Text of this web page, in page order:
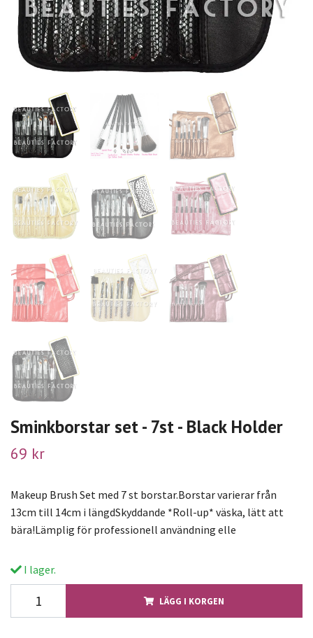
Sminkborstar set - 7st - Black Holder
69 kr
Makeup Brush Set med 7 st borstar.Borstar varierar från
13cm till 14cm i längdSkyddande *Roll-up* väska, lätt att
bära!Lämplig för professionell användning elle
I lager.
LÄGG I KORGEN